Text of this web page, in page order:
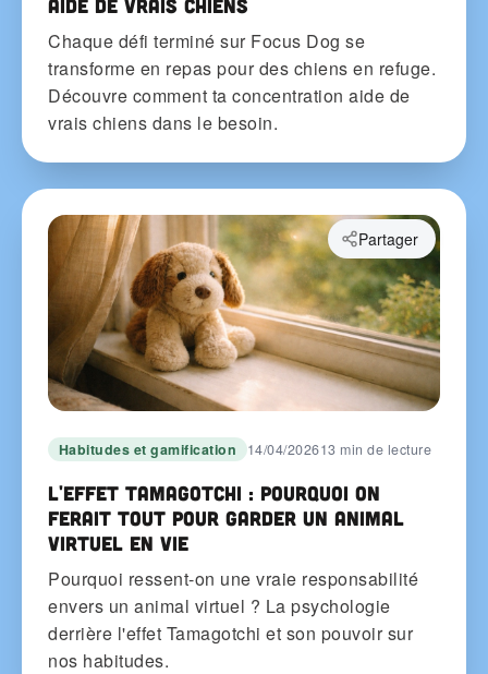
aide de vrais chiens
Chaque défi terminé sur Focus Dog se
transforme en repas pour des chiens en refuge.
Découvre comment ta concentration aide de
vrais chiens dans le besoin.
Habitudes et gamification 14/04/202613 min de lecture
L'effet Tamagotchi : pourquoi on
ferait tout pour garder un animal
virtuel en vie
Pourquoi ressent-on une vraie responsabilité
envers un animal virtuel ? La psychologie
derrière l'effet Tamagotchi et son pouvoir sur
nos habitudes.
Partager